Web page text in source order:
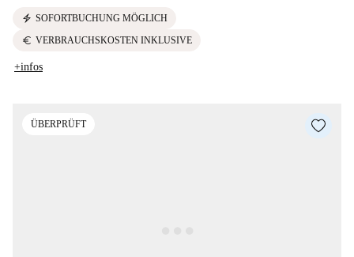
electric_bolt SOFORTBUCHUNG MÖGLICH
euro VERBRAUCHSKOSTEN INKLUSIVE
+infos
ÜBERPRÜFT